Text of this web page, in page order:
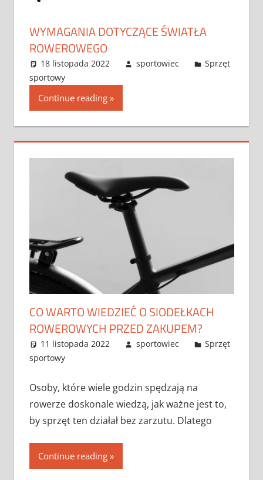
WYMAGANIA DOTYCZĄCE ŚWIATŁA
ROWEROWEGO
18 listopada 2022 sportowiec
Sprzęt
sportowy
Continue reading
CO WARTO WIEDZIEĆ O SIODEŁKACH
ROWEROWYCH PRZED ZAKUPEM?
11 listopada 2022 sportowiec
Sprzęt
sportowy
Osoby, które wiele godzin spędzają na
rowerze doskonale wiedzą, jak ważne jest to,
by sprzęt ten działał bez zarzutu. Dlatego
Continue reading